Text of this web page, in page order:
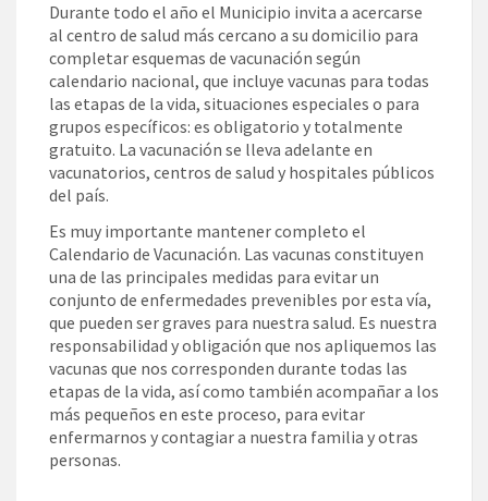
Durante todo el año el Municipio invita a acercarse
al centro de salud más cercano a su domicilio para
completar esquemas de vacunación según
calendario nacional, que incluye vacunas para todas
las etapas de la vida, situaciones especiales o para
grupos específicos: es obligatorio y totalmente
gratuito. La vacunación se lleva adelante en
vacunatorios, centros de salud y hospitales públicos
del país.
Es muy importante mantener completo el
Calendario de Vacunación. Las vacunas constituyen
una de las principales medidas para evitar un
conjunto de enfermedades prevenibles por esta vía,
que pueden ser graves para nuestra salud. Es nuestra
responsabilidad y obligación que nos apliquemos las
vacunas que nos corresponden durante todas las
etapas de la vida, así como también acompañar a los
más pequeños en este proceso, para evitar
enfermarnos y contagiar a nuestra familia y otras
personas.